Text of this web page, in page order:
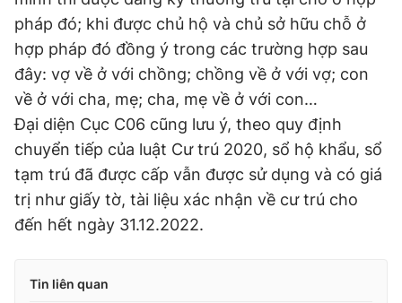
pháp đó; khi được chủ hộ và chủ sở hữu chỗ ở
hợp pháp đó đồng ý trong các trường hợp sau
đây: vợ về ở với chồng; chồng về ở với vợ; con
về ở với cha, mẹ; cha, mẹ về ở với con…
Đại diện Cục C06 cũng lưu ý, theo quy định
chuyển tiếp của luật Cư trú 2020, sổ hộ khẩu, sổ
tạm trú đã được cấp vẫn được sử dụng và có giá
trị như giấy tờ, tài liệu xác nhận về cư trú cho
đến hết ngày 31.12.2022.
Tin liên quan